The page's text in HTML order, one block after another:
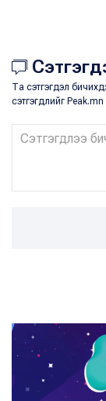
Та сэтгэгдэл
сэтгэгдлийг Peak.mn